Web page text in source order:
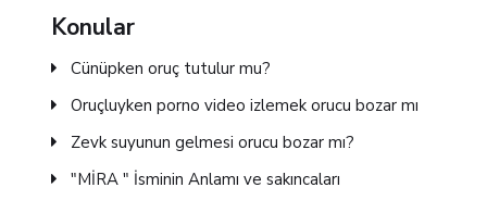
Konular
Cünüpken oruç tutulur mu?
Oruçluyken porno video izlemek orucu bozar mı
Zevk suyunun gelmesi orucu bozar mı?
"MİRA " İsminin Anlamı ve sakıncaları